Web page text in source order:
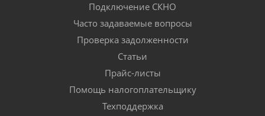
Подключение СКНО
Часто задаваемые вопросы
Проверка задолженности
Статьи
Прайс-листы
Помощь налогоплательщику
Техподдержка